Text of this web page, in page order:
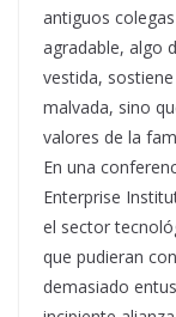
antiguos
agradable, algo
vestida,
malvada, sino
valores de la
En una
Enterprise
el sector
que pudieran
demasiado